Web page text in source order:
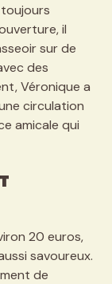
il
sur de
des
Véronique a
circulation
amicale qui
20 euros,
savoureux.
de